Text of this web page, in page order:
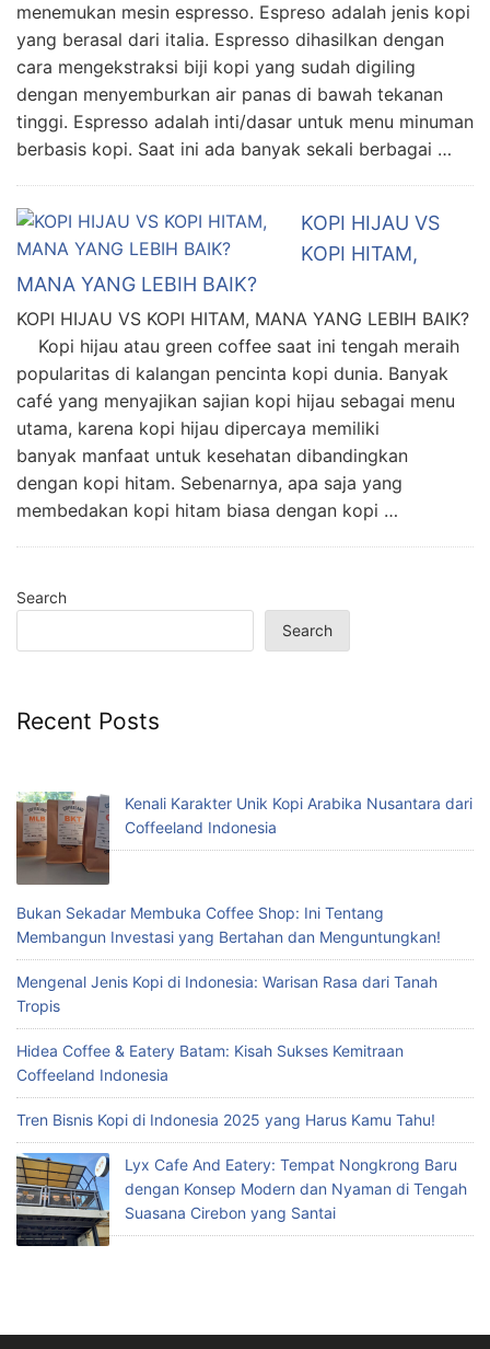
menemukan mesin espresso. Espreso adalah jenis kopi
yang berasal dari italia. Espresso dihasilkan dengan
cara mengekstraksi biji kopi yang sudah digiling
dengan menyemburkan air panas di bawah tekanan
tinggi. Espresso adalah inti/dasar untuk menu minuman
berbasis kopi. Saat ini ada banyak sekali berbagai …
KOPI HIJAU VS
KOPI HITAM,
MANA YANG LEBIH BAIK?
KOPI HIJAU VS KOPI HITAM, MANA YANG LEBIH BAIK?
Kopi hijau atau green coffee saat ini tengah meraih
popularitas di kalangan pencinta kopi dunia. Banyak
café yang menyajikan sajian kopi hijau sebagai menu
utama, karena kopi hijau dipercaya memiliki
banyak manfaat untuk kesehatan dibandingkan
dengan kopi hitam. Sebenarnya, apa saja yang
membedakan kopi hitam biasa dengan kopi …
Search
Search
Recent Posts
Kenali Karakter Unik Kopi Arabika Nusantara dari
Coffeeland Indonesia
Bukan Sekadar Membuka Coffee Shop: Ini Tentang
Membangun Investasi yang Bertahan dan Menguntungkan!
Mengenal Jenis Kopi di Indonesia: Warisan Rasa dari Tanah
Tropis
Hidea Coffee & Eatery Batam: Kisah Sukses Kemitraan
Coffeeland Indonesia
Tren Bisnis Kopi di Indonesia 2025 yang Harus Kamu Tahu!
Lyx Cafe And Eatery: Tempat Nongkrong Baru
dengan Konsep Modern dan Nyaman di Tengah
Suasana Cirebon yang Santai